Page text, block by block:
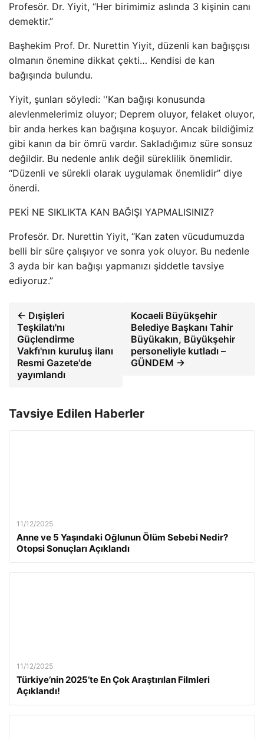
Profesör. Dr. Yiyit, “Her birimimiz aslında 3 kişinin canı
demektir.”
Başhekim Prof. Dr. Nurettin Yiyit, düzenli kan bağışçısı
olmanın önemine dikkat çekti… Kendisi de kan
bağışında bulundu.
Yiyit, şunları söyledi: ''Kan bağışı konusunda
alevlenmelerimiz oluyor; Deprem oluyor, felaket oluyor,
bir anda herkes kan bağışına koşuyor. Ancak bildiğimiz
gibi kanın da bir ömrü vardır. Sakladığımız süre sonsuz
değildir. Bu nedenle anlık değil süreklilik önemlidir.
“Düzenli ve sürekli olarak uygulamak önemlidir” diye
önerdi.
PEKİ NE SIKLIKTA KAN BAĞIŞI YAPMALISINIZ?
Profesör. Dr. Nurettin Yiyit, “Kan zaten vücudumuzda
belli bir süre çalışıyor ve sonra yok oluyor. Bu nedenle
3 ayda bir kan bağışı yapmanızı şiddetle tavsiye
ediyoruz.”
← Dışişleri
Teşkilatı'nı
Güçlendirme
Vakfı'nın kuruluş ilanı
Resmi Gazete'de
yayımlandı
Kocaeli Büyükşehir
Belediye Başkanı Tahir
Büyükakın, Büyükşehir
personeliyle kutladı –
GÜNDEM →
Tavsiye Edilen Haberler
11/12/2025
Anne ve 5 Yaşındaki Oğlunun Ölüm Sebebi Nedir?
Otopsi Sonuçları Açıklandı
11/12/2025
Türkiye’nin 2025’te En Çok Araştırılan Filmleri
Açıklandı!